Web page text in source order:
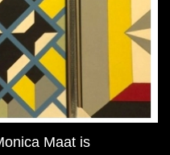
Maat is